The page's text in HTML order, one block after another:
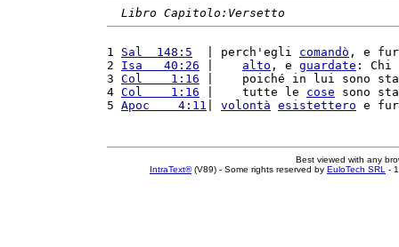
Libro Capitolo:Versetto
1 Sal  148:5
  | perch'egli
comandò , e
2 Isa   40:26 alto , e guardate : Chi
3 Col    1:16 |    poiché in lui sono
4 Col    1:16 |    tutte le cose sono
5 Apoc    4:11 volontà esistettero e
Best viewed with any
IntraText®(V89) - Some rights reserved by EuloTech SRL -